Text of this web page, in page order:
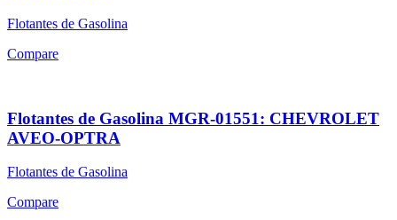
Flotantes de Gasolina
Compare
Flotantes de Gasolina MGR-01551: CHEVROLET
AVEO-OPTRA
Flotantes de Gasolina
Compare